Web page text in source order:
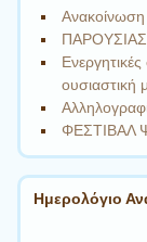
Ανακοίνωση
ουσιαστική
ΦΕΣΤΙΒΑΛ
Ημερολόγιο